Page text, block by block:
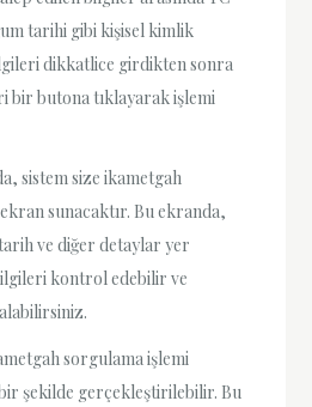
tarihi gibi kişisel kimlik
dikkatlice girdikten sonra
bir butona tıklayarak işlemi
sistem size ikametgah
sunacaktır. Bu ekranda,
ve diğer detaylar yer
kontrol edebilir ve
sorgulama işlemi
şekilde gerçekleştirilebilir. Bu